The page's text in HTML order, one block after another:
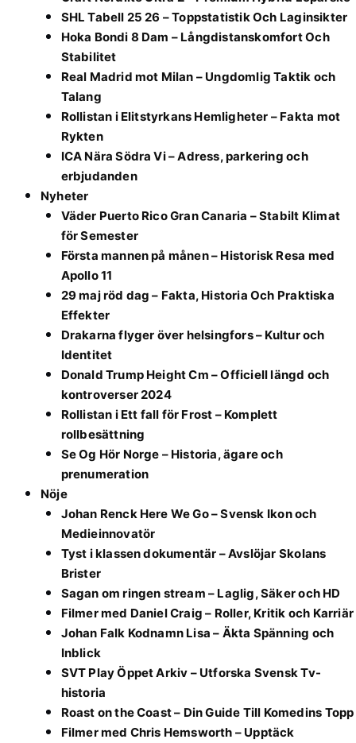
SHL Tabell 25 26 – Toppstatistik Och Laginsikter
Hoka Bondi 8 Dam – Långdistanskomfort Och
Stabilitet
Real Madrid mot Milan – Ungdomlig Taktik och
Talang
Rollistan i Elitstyrkans Hemligheter – Fakta mot
Rykten
ICA Nära Södra Vi – Adress, parkering och
erbjudanden
Nyheter
Väder Puerto Rico Gran Canaria – Stabilt Klimat
för Semester
Första mannen på månen – Historisk Resa med
Apollo 11
29 maj röd dag – Fakta, Historia Och Praktiska
Effekter
Drakarna flyger över helsingfors – Kultur och
Identitet
Donald Trump Height Cm – Officiell längd och
kontroverser 2024
Rollistan i Ett fall för Frost – Komplett
rollbesättning
Se Og Hör Norge – Historia, ägare och
prenumeration
Nöje
Johan Renck Here We Go – Svensk Ikon och
Medieinnovatör
Tyst i klassen dokumentär – Avslöjar Skolans
Brister
Sagan om ringen stream – Laglig, Säker och HD
Filmer med Daniel Craig – Roller, Kritik och Karriär
Johan Falk Kodnamn Lisa – Äkta Spänning och
Inblick
SVT Play Öppet Arkiv – Utforska Svensk Tv-
historia
Roast on the Coast – Din Guide Till Komedins Topp
Filmer med Chris Hemsworth – Upptäck